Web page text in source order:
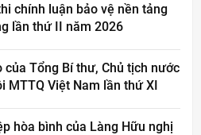
chính luận bảo vệ nền tảng
lần thứ II năm 2026
của Tổng Bí thư, Chủ tịch nước
MTTQ Việt Nam lần thứ XI
hòa bình của Làng Hữu nghị